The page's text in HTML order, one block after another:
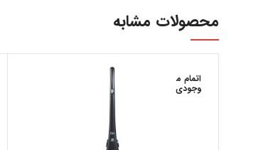
محصولات مشابه
اتمام م
وجودی